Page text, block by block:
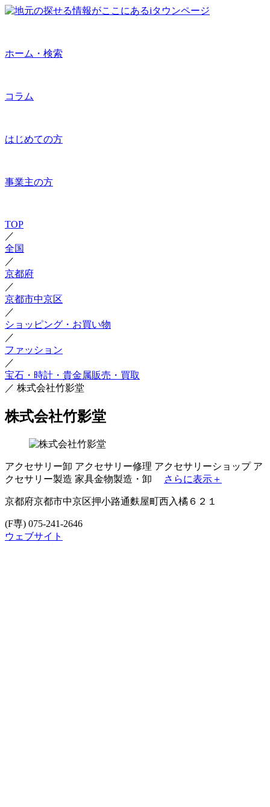
ホーム・検索
コラム
はじめての方
事業主の方
TOP
／
全国
／
京都府
／
京都市中京区
／
ショッピング・お買い物
／
ファッション
／
宝石・時計・貴金属販売・買取
／ 株式会社竹影堂
株式会社竹影堂
アクセサリー卸 アクセサリー修理 アクセサリーショップ ア
クセサリー製造 家具金物製造・卸 さらに表示＋
京都府京都市中京区押小路通麩屋町西入橘６２１
(F専) 075-241-2646
ウェブサイト